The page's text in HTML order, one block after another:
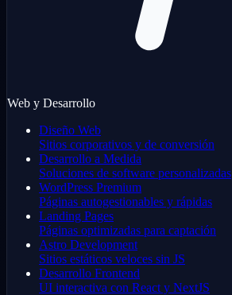
Web y Desarrollo
Diseño Web
Sitios corporativos y de conversión
Desarrollo a Medida
Soluciones de software personalizadas
WordPress Premium
Páginas autogestionables y rápidas
Landing Pages
Páginas optimizadas para captación
Astro Development
Sitios estáticos veloces sin JS
Desarrollo Frontend
UI interactiva con React y NextJS